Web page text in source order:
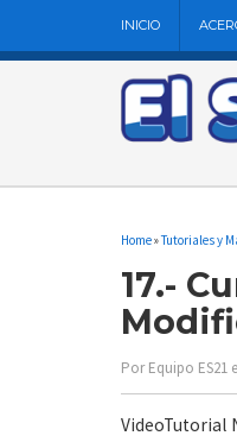
INICIO
Home»Tutoriales y
17.-
PorEquipo ES21
VideoTutorial